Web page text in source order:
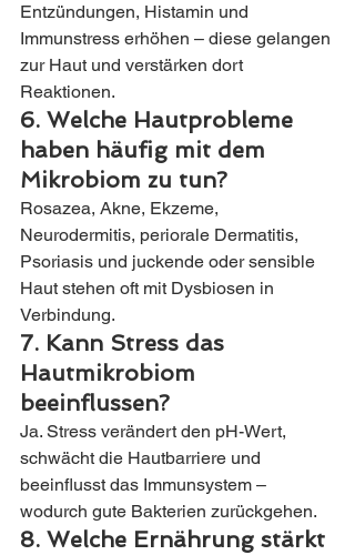
Entzündungen, Histamin und
Immunstress erhöhen – diese gelangen
zur Haut und verstärken dort
Reaktionen.
6. Welche Hautprobleme
haben häufig mit dem
Mikrobiom zu tun?
Rosazea, Akne, Ekzeme,
Neurodermitis, periorale Dermatitis,
Psoriasis und juckende oder sensible
Haut stehen oft mit Dysbiosen in
Verbindung.
7. Kann Stress das
Hautmikrobiom
beeinflussen?
Ja. Stress verändert den pH-Wert,
schwächt die Hautbarriere und
beeinflusst das Immunsystem –
wodurch gute Bakterien zurückgehen.
8. Welche Ernährung stärkt